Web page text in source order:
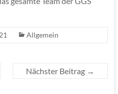
Allgemein
Nächster Beitrag →